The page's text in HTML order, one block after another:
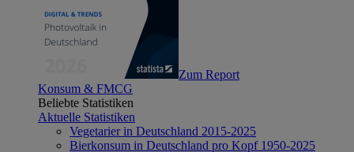
Zum Report
Konsum & FMCG
Beliebte Statistiken
Aktuelle Statistiken
Vegetarier in Deutschland 2015-2025
Bierkonsum in Deutschland pro Kopf 1950-2025